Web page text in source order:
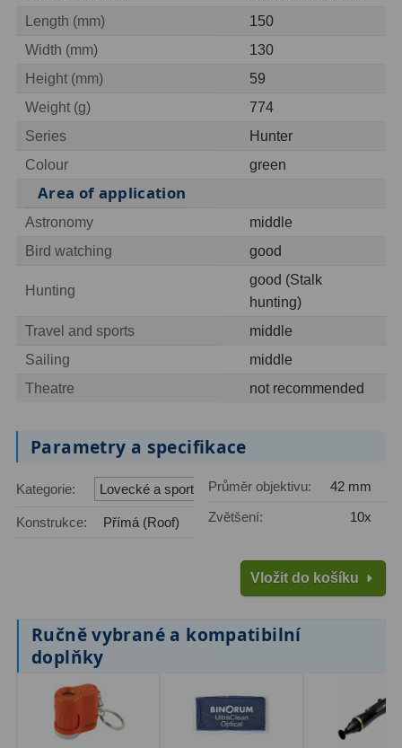
Azimutální AZ
Paralaktické EQ
Fotografické montáže
Stativy a pilíře
Objímky 10
Ostatní
Seřízení22
Optické kolimátory11
Diagonální hranoly7
Amici hranoly 45°
Amici hranoly 90°
Length (mm)
150
Width (mm)
130
Height (mm)
59
Weight (g)
774
Series
Hunter
Colour
green
Area of application
Astronomy
middle
Bird watching
good
Hunting
good (Stalk
hunting)
Travel and sports
middle
Sailing
middle
Theatre
not recommended
Parametry a specifikace
Kategorie: Lovecké a sportovní
Konstrukce: Přímá (Roof)
Průměr objektivu:
42 mm
Zvětšení:
10x
Vložit do košíku
Ručně vybrané a kompatibilní
doplňky